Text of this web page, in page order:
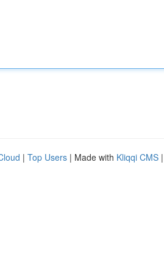
| Top Users | Made with Kliqqi CMS |